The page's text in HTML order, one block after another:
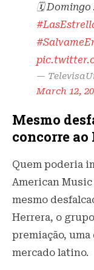
🗓 Domingo
—
March 12,
Mesmo
concorre
Quem poderia
American Music
mesmo
Herrera, o
premiação,
mercado latino.